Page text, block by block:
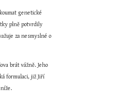
genetické
plně potvrdily
za nesmyslné o
brát vážně. Jeho
formulaci, již Jiří